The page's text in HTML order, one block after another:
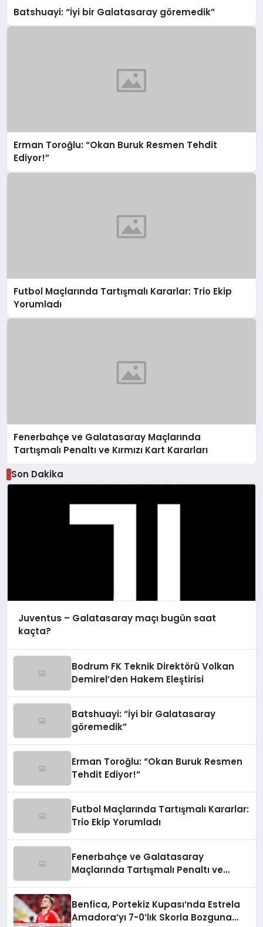
Batshuayi: “İyi bir Galatasaray göremedik”
Erman Toroğlu: “Okan Buruk Resmen Tehdit
Ediyor!”
Futbol Maçlarında Tartışmalı Kararlar: Trio Ekip
Yorumladı
Fenerbahçe ve Galatasaray Maçlarında
Tartışmalı Penaltı ve Kırmızı Kart Kararları
Son Dakika
Juventus – Galatasaray maçı bugün saat
kaçta?
Bodrum FK Teknik Direktörü Volkan
Demirel’den Hakem Eleştirisi
Batshuayi: “İyi bir Galatasaray
göremedik”
Erman Toroğlu: “Okan Buruk Resmen
Tehdit Ediyor!”
Futbol Maçlarında Tartışmalı Kararlar:
Trio Ekip Yorumladı
Fenerbahçe ve Galatasaray
Maçlarında Tartışmalı Penaltı ve
Benfica, Portekiz Kupası’nda Estrela
Amadora’yı 7-0’lık Skorla Bozguna